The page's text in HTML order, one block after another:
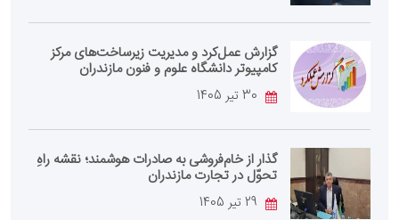
گزارش عمل‌کرد و مدیریت زیرساخت‌های مرکز
کامپیوتر دانشگاه علوم و فنون مازندران
گذار از خام‌فروشی به صادرات هوشمند؛ نقشه راهِ
تحوّل در تجارت مازندران